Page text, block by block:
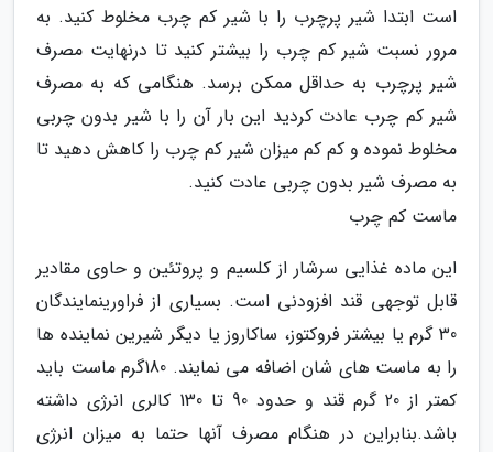
است ابتدا شیر پرچرب را با شیر کم چرب مخلوط کنید. به
مرور نسبت شیر کم چرب را بیشتر کنید تا درنهایت مصرف
شیر پرچرب به حداقل ممکن برسد. هنگامی که به مصرف
شیر کم چرب عادت کردید این بار آن را با شیر بدون چربی
مخلوط نموده و کم کم میزان شیر کم چرب را کاهش دهید تا
به مصرف شیر بدون چربی عادت کنید.
ماست کم چرب
این ماده غذایی سرشار از کلسیم و پروتئین و حاوی مقادیر
قابل توجهی قند افزودنی است. بسیاری از فراورینمایندگان
30 گرم یا بیشتر فروکتوز، ساکاروز یا دیگر شیرین نماینده ها
را به ماست های شان اضافه می نمایند. 180گرم ماست باید
کمتر از 20 گرم قند و حدود 90 تا 130 کالری انرژی داشته
باشد.بنابراین در هنگام مصرف آنها حتما به میزان انرژی